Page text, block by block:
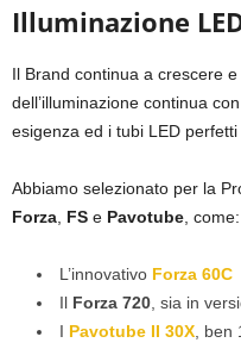
Illuminazione
Il Brand continua a crescere
dell’illuminazione continua
esigenza ed i tubi LED
Abbiamo selezionato per la
Forza FS e Pavotube , come:
L’innovativo Forza 60C
Il Forza 720 , sia in
I Pavotube II 30X ,